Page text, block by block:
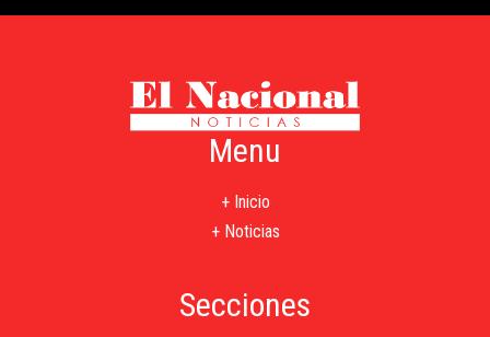
Menu
+ Inicio
+ Noticias
Secciones